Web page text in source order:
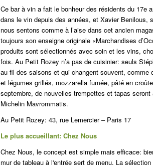
Ce bar à vin a fait le bonheur des résidents du 17e
dans le vin depuis des années, et Xavier Benilous,
nous sentons comme à l’aise dans cet ancien
toujours son enseigne originale «Marchandises
produits sont sélectionnés avec soin et les vins,
fois. Au Petit Rozey n’a pas de cuisinier: seuls
au fil des saisons et qui changent souvent, comme
et légumes grillés, mozzarella fumée, pâté en croûte
septembre, de nouvelles trempettes et tapas
Michelin Mavrommatis.
Au Petit Rozey: 43, rue Lemercier – Paris 17
Le plus accueillant: Chez Nous
Chez Nous, le concept est simple mais efficace:
mur de tableau à l'entrée sert de menu. La